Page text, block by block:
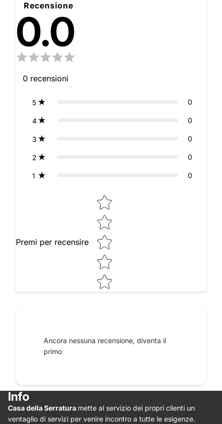
Recensione
0.0
0 recensioni
5 0
4 0
3 0
2 0
1 0
Premi per recensire
Star rating
Star rating
Ancora nessuna recensione, diventa il
primo
Info
Casa della Serratura mette al servizio dei propri clienti un
ventaglio di servizi per venire incontro a tutte le esigenze.